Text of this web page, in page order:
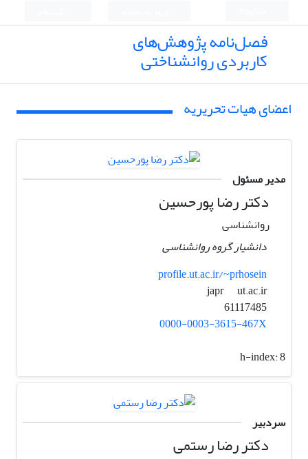
فصل‌نامه پژوهش‌های
کاربردی روانشناختی
اعضای هیات تحریریه
مدیر مسئول
دکتر رضا پورحسین
روانشناسی
دانشیار گروه روانشناسی
profile.ut.ac.ir/~prhosein
japr
ut.ac.ir
0000-0003-3615-467X
h-index:8
سردبیر
دکتر رضا رستمی